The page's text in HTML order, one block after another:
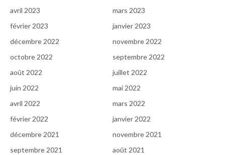
avril 2023
mars 2023
février 2023
janvier 2023
décembre 2022
novembre 2022
octobre 2022
septembre 2022
août 2022
juillet 2022
juin 2022
mai 2022
avril 2022
mars 2022
février 2022
janvier 2022
décembre 2021
novembre 2021
septembre 2021
août 2021